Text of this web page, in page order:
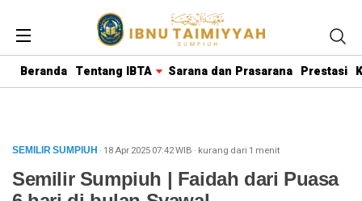
Beranda Tentang IBTA Sarana dan Prasarana Prestasi
SEMILIR SUMPIUH · 18 Apr 202507:42WIB · kurang dari 1 menit
Semilir Sumpiuh | Faidah dari Puasa